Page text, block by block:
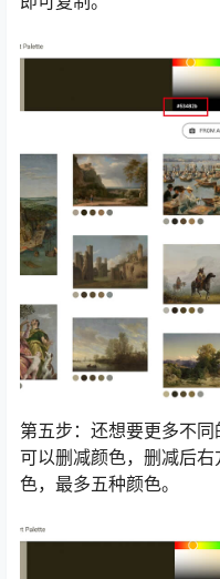
第五步：还想要更多不
可以删减颜色，删减后
色，最多五种颜色。